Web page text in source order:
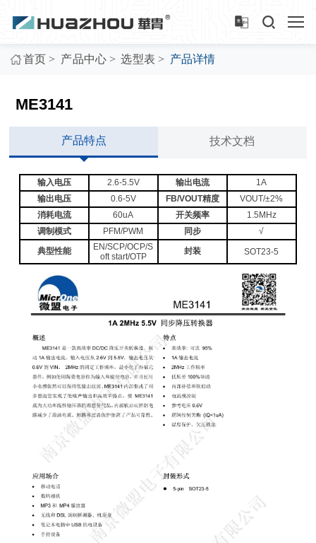
首页 > 产品中心 > 选型表 > 产品详情
ME3141
产品特点 技术文档
输入电压 2.6-5.5V 输出电流
1A
输出电压
0.6-5V FB/VOUT精度
VOUT/±2%
消耗电流
60uA 开关频率
1.5MHz
调制模式
PFM/PWM 同步
√
典型性能
EN/SCP/OCP/S
oft start/OTP
封装 SOT23-5